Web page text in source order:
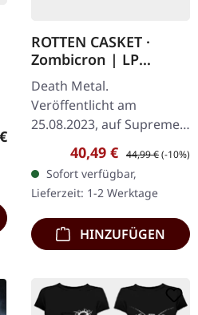
Preis:
ROTTEN CASKET ·
Zombicron | LP
BUNDLE
Death Metal.
Veröffentlicht am
25.08.2023, auf Supreme
Chaos Records.
EXKLUSIVES PREORDER
BUDNLE! Die ersten 50
nummerierten Exemplare
kommen mit…
Verkaufspreis:
40,49 € Regulärer Preis:
44,99 €(-10%)
Sofort verfügbar,
Lieferzeit: 1-2 Werktage
HINZUFÜGEN